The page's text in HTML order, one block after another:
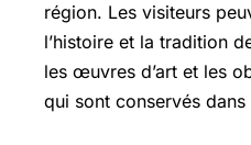
région. Les visiteurs
l’histoire et la tradition
les œuvres d’art et les
qui sont conservés